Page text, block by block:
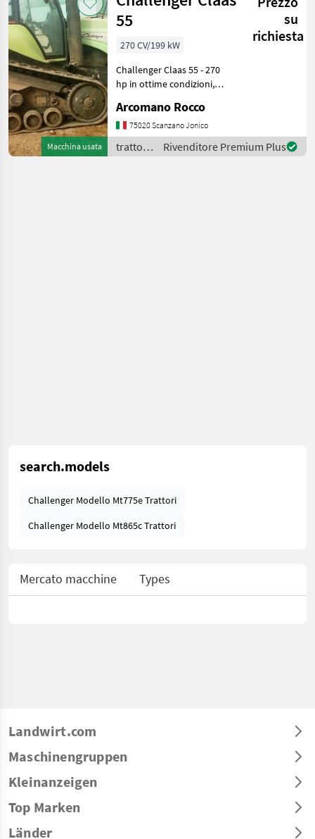
Macchina usata
55
su
richiesta
270 CV/199 kW
Challenger Claas 55 - 270
hp in ottime condizioni,
11.000 ore di lavoro,
motore Caterpillar, cambio
New Holland con circa 2.500
ore di lavoro
Arcomano Rocco
75020 Scanzano Jonico
trattori
/
Rivenditore Premium Plus
search.models
Challenger Modello Mt775e Trattori
Challenger Modello Mt865c Trattori
Mercato macchine Types
Landwirt.com
Maschinengruppen
Kleinanzeigen
Top Marken
Länder